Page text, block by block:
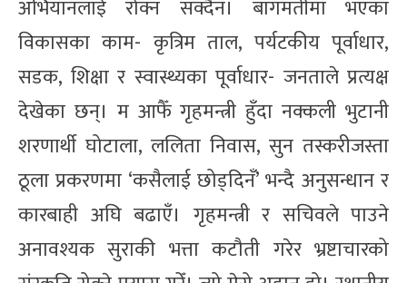
अभियानलाई रोक्न सक्दैन। बागमतीमा भएका
विकासका काम- कृत्रिम ताल, पर्यटकीय पूर्वाधार,
सडक, शिक्षा र स्वास्थ्यका पूर्वाधार- जनताले प्रत्यक्ष
देखेका छन्। म आफैँ गृहमन्त्री हुँदा नक्कली भुटानी
शरणार्थी घोटाला, ललिता निवास, सुन तस्करीजस्ता
ठूला प्रकरणमा ‘कसैलाई छोड्दिनँ’ भन्दै अनुसन्धान र
कारबाही अघि बढाएँ। गृहमन्त्री र सचिवले पाउने
अनावश्यक सुराकी भत्ता कटौती गरेर भ्रष्टाचारको